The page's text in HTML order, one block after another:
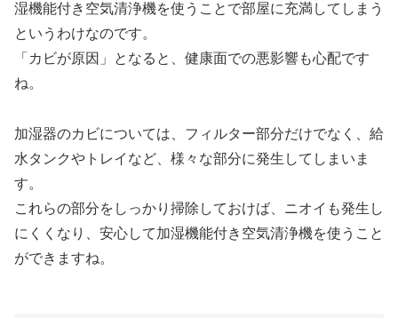
湿機能付き空気清浄機を使うことで部屋に充満してしまう
というわけなのです。
「カビが原因」となると、健康面での悪影響も心配です
ね。
加湿器のカビについては、フィルター部分だけでなく、給
水タンクやトレイなど、様々な部分に発生してしまいま
す。
これらの部分をしっかり掃除しておけば、ニオイも発生し
にくくなり、安心して加湿機能付き空気清浄機を使うこと
ができますね。